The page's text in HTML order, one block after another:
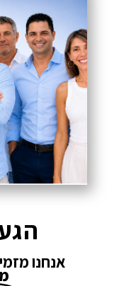
אנחנו